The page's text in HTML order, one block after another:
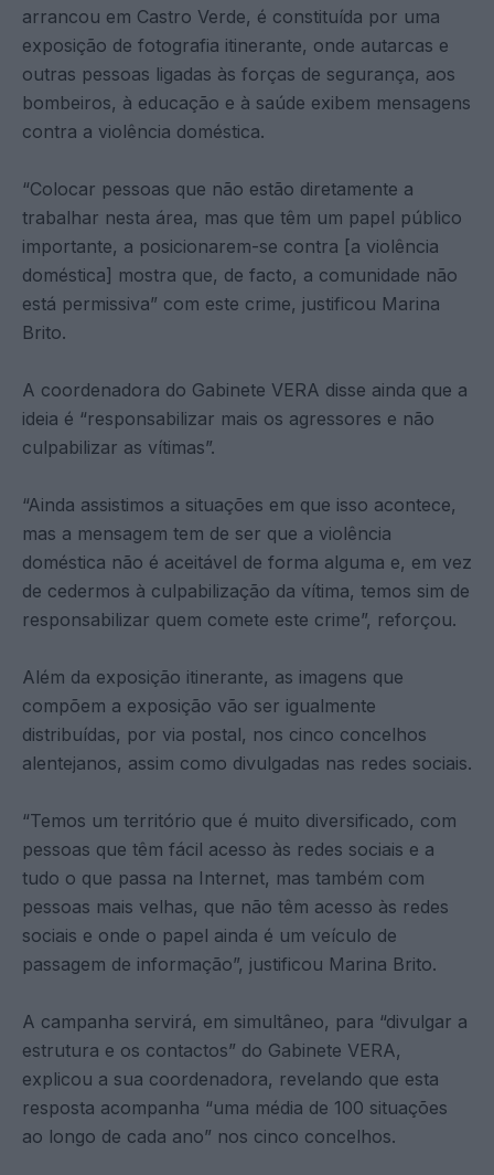
arrancou em Castro Verde, é constituída por uma
exposição de fotografia itinerante, onde autarcas e
outras pessoas ligadas às forças de segurança, aos
bombeiros, à educação e à saúde exibem mensagens
contra a violência doméstica.
“Colocar pessoas que não estão diretamente a
trabalhar nesta área, mas que têm um papel público
importante, a posicionarem-se contra [a violência
doméstica] mostra que, de facto, a comunidade não
está permissiva” com este crime, justificou Marina
Brito.
A coordenadora do Gabinete VERA disse ainda que a
ideia é “responsabilizar mais os agressores e não
culpabilizar as vítimas”.
“Ainda assistimos a situações em que isso acontece,
mas a mensagem tem de ser que a violência
doméstica não é aceitável de forma alguma e, em vez
de cedermos à culpabilização da vítima, temos sim de
responsabilizar quem comete este crime”, reforçou.
Além da exposição itinerante, as imagens que
compõem a exposição vão ser igualmente
distribuídas, por via postal, nos cinco concelhos
alentejanos, assim como divulgadas nas redes sociais.
“Temos um território que é muito diversificado, com
pessoas que têm fácil acesso às redes sociais e a
tudo o que passa na Internet, mas também com
pessoas mais velhas, que não têm acesso às redes
sociais e onde o papel ainda é um veículo de
passagem de informação”, justificou Marina Brito.
A campanha servirá, em simultâneo, para “divulgar a
estrutura e os contactos” do Gabinete VERA,
explicou a sua coordenadora, revelando que esta
resposta acompanha “uma média de 100 situações
ao longo de cada ano” nos cinco concelhos.